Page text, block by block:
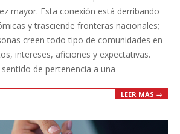
mayor. Esta conexión está derribando
y trasciende fronteras nacionales;
creen todo tipo de comunidades en
intereses, aficiones y expectativas.
de pertenencia a una
LEER MÁS →